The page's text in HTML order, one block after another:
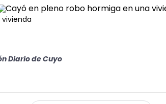
Diario de Cuyo